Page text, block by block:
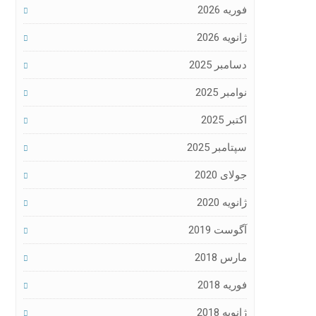
فوریه 2026
ژانویه 2026
دسامبر 2025
نوامبر 2025
اکتبر 2025
سپتامبر 2025
جولای 2020
ژانویه 2020
آگوست 2019
مارس 2018
فوریه 2018
ژانویه 2018